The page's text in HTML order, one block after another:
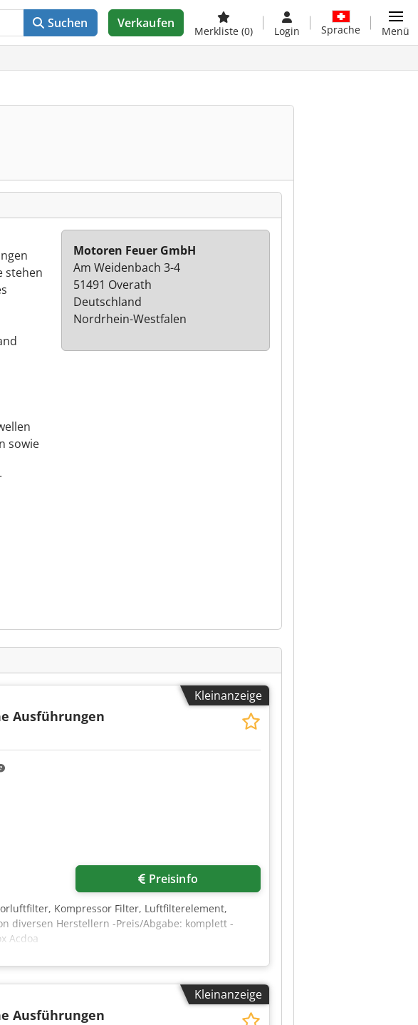
Suchen Verkaufen
Merkliste (0) Login Sprache Menü
stehen
sowie
Motoren Feuer GmbH
Am Weidenbach 3-4
51491 Overath
Deutschland
Nordrhein-Westfalen
Kleinanzeige
Ausführungen
Preisinfo
Kompressor Filter, Luftfilterelement,
diversen Herstellern -Preis/Abgabe: komplett -
Acdoa
Kleinanzeige
Ausführungen